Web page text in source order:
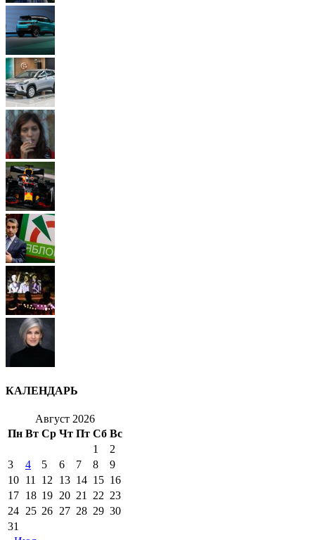
КАЛЕНДАРЬ
Август 2026
Пн Вт Ср Чт Пт Сб Вс
1
2
3
4 5 6 7 8
9
10 11 12 13 14 15 16
17 18 19 20 21 22 23
24 25 26 27 28 29 30
31